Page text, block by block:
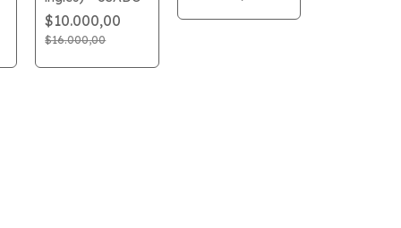
$10.000,00
$16.000,00